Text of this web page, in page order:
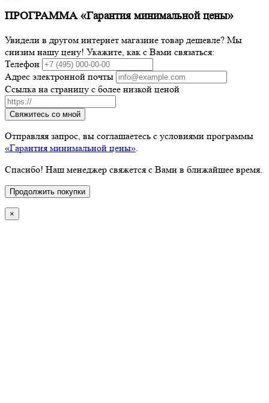
ПРОГРАММА «Гарантия минимальной цены»
Увидели в другом интернет магазине товар дешевле? Мы
снизим нашу цену! Укажите, как с Вами связаться:
Телефон
Адрес электронной почты
Ссылка на страницу с более низкой ценой
Свяжитесь со мной
Отправляя запрос, вы соглашаетесь с условиями программы
«Гарантия минимальной цены»
Спасибо! Наш менеджер свяжется с Вами в ближайшее время.
Продолжить покупки
×